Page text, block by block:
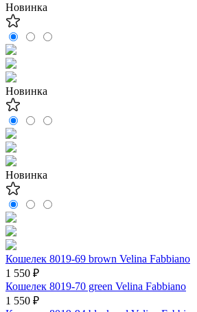
Новинка
Новинка
Новинка
Кошелек 8019-69 brown Velina Fabbiano
1 550 ₽
Кошелек 8019-70 green Velina Fabbiano
1 550 ₽